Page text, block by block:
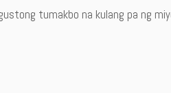
tumakbo na kulang pa ng